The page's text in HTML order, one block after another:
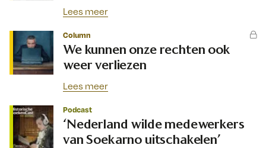
Lees meer
Column
We kunnen onze rechten ook
weer verliezen
Lees meer
Podcast
‘Nederland wilde medewerkers
van Soekarno uitschakelen’